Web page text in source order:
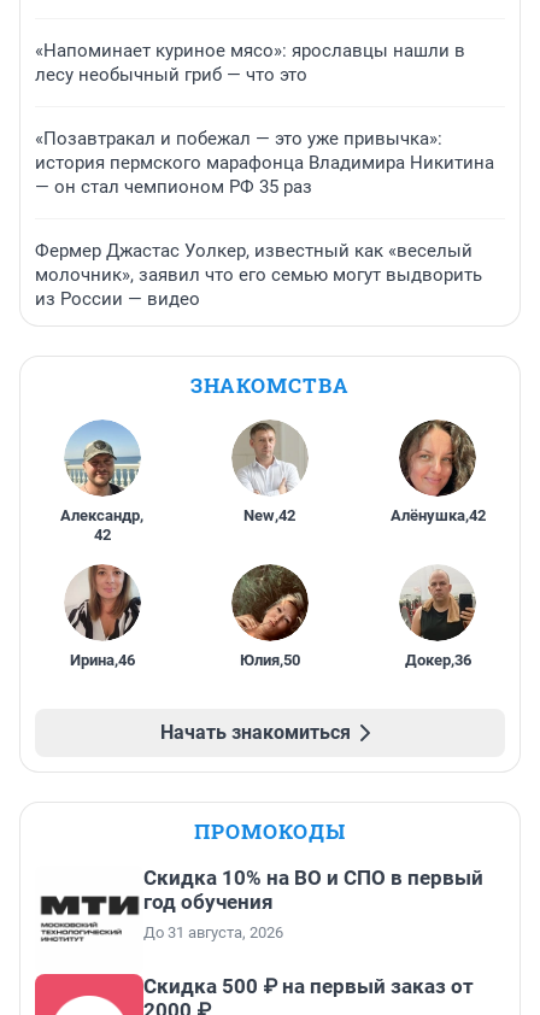
«Напоминает куриное мясо»: ярославцы нашли в
лесу необычный гриб — что это
«Позавтракал и побежал — это уже привычка»:
история пермского марафонца Владимира Никитина
— он стал чемпионом РФ 35 раз
Фермер Джастас Уолкер, известный как «веселый
молочник», заявил что его семью могут выдворить
из России — видео
ЗНАКОМСТВА
Александр,
42
New,42 Алёнушка,42
Ирина,46 Юлия,50 Докер,36
Начать знакомиться
ПРОМОКОДЫ
Скидка 10% на ВО и СПО в первый
год обучения
До 31 августа, 2026
Скидка 500 ₽ на первый заказ от